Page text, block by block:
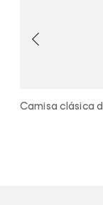
Camisa clásica